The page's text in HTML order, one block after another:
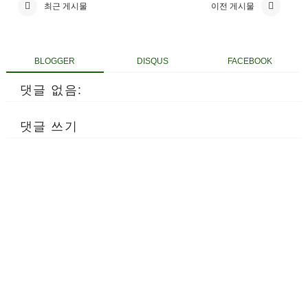
최근 게시물 이전 게시물
BLOGGER DISQUS FACEBOOK
댓글 없음:
댓글 쓰기